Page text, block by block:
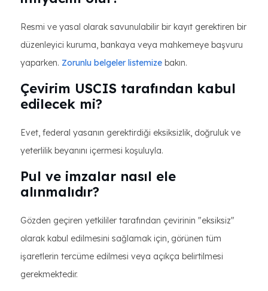
Resmi ve yasal olarak savunulabilir bir kayıt gerektiren bir
düzenleyici kuruma, bankaya veya mahkemeye başvuru
yaparken. Zorunlu belgeler listemize bakın.
Çevirim USCIS tarafından kabul
edilecek mi?
Evet, federal yasanın gerektirdiği eksiksizlik, doğruluk ve
yeterlilik beyanını içermesi koşuluyla.
Pul ve imzalar nasıl ele
alınmalıdır?
Gözden geçiren yetkililer tarafından çevirinin "eksiksiz"
olarak kabul edilmesini sağlamak için, görünen tüm
işaretlerin tercüme edilmesi veya açıkça belirtilmesi
gerekmektedir.